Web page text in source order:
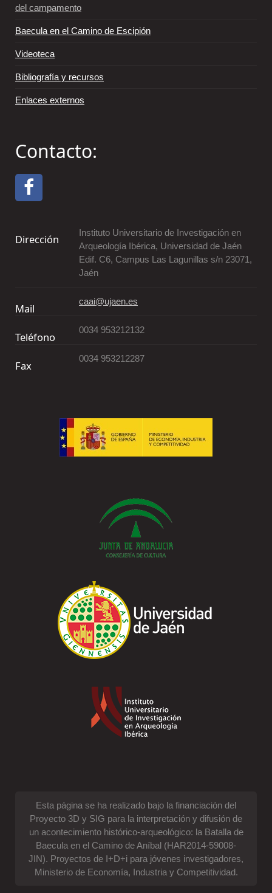
del campamento
Baecula en el Camino de Escipión
Videoteca
Bibliografía y recursos
Enlaces externos
Contacto:
Dirección
Instituto Universitario de Investigación en
Arqueología Ibérica, Universidad de Jaén
Edif. C6, Campus Las Lagunillas s/n 23071,
Jaén
Mail
caai@ujaen.es
Teléfono
0034 953212132
Fax
0034 953212287
Esta página se ha realizado bajo la financiación del
Proyecto 3D y SIG para la interpretación y difusión de
un acontecimiento histórico-arqueológico: la Batalla de
Baecula en el Camino de Aníbal (HAR2014-59008-
JIN). Proyectos de I+D+i para jóvenes investigadores,
Ministerio de Economía, Industria y Competitividad.